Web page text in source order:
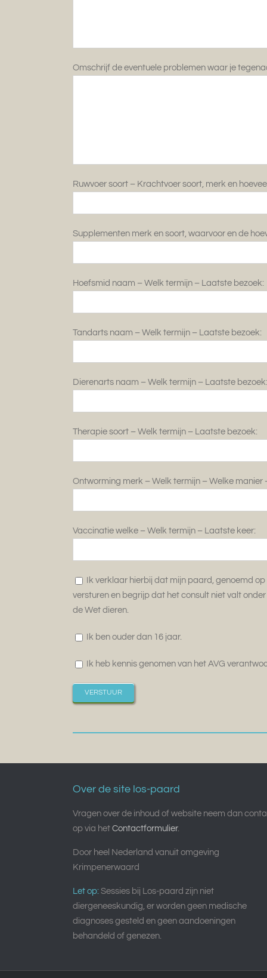
Omschrijf de eventuele problemen waar je
Ruwvoer soort – Krachtvoer soort, merk en
Supplementen merk en soort, waarvoor en de
Hoefsmid naam – Welk termijn – Laatste bezoek:
Tandarts naam – Welk termijn – Laatste bezoek:
Dierenarts naam – Welk termijn – Laatste bezoek:
Therapie soort – Welk termijn – Laatste bezoek:
Ontworming merk – Welk termijn – Welke manier
Vaccinatie welke – Welk termijn – Laatste keer:
Ik verklaar hierbij dat mijn paard, genoemd
versturen en begrijp dat het consult niet valt
de Wet dieren.
Ik ben ouder dan 16 jaar.
Ik heb kennis genomen van het AVG
Over de site los-paard
Vragen over de inhoud of website neem dan
op via het Contactformulier.
Door heel Nederland vanuit omgeving
Krimpenerwaard
Let op: Sessies bij Los-paard zijn niet
diergeneeskundig, er worden geen medische
diagnoses gesteld en geen aandoeningen
behandeld of genezen.